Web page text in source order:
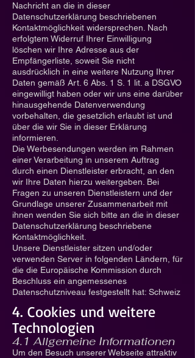
Nachricht an die in dieser
Datenschutzerklärung beschriebenen
Kontaktmöglichkeit widersprechen. Nach
erfolgtem Widerruf Ihrer Einwilligung
löschen wir Ihre Adresse aus der
Empfängerliste, soweit Sie nicht
ausdrücklich in eine weitere Nutzung Ihrer
Daten gemäß Art. 6 Abs. 1 S. 1 lit. a DSGVO
eingewilligt haben oder wir uns eine darüber
hinausgehende Datenverwendung
vorbehalten, die gesetzlich erlaubt ist und
über die wir Sie in dieser Erklärung
informieren.
Die Werbesendungen werden im Rahmen
einer Verarbeitung in unserem Auftrag
durch einen Dienstleister erbracht, an den
wir Ihre Daten hierzu weitergeben. Bei
Fragen zu unseren Dienstleistern und der
Grundlage unserer Zusammenarbeit mit
ihnen wenden Sie sich bitte an die in dieser
Datenschutzerklärung beschriebene
Kontaktmöglichkeit.
Unsere Dienstleister sitzen und/oder
verwenden Server in folgenden Ländern, für
die die Europäische Kommission durch
Beschluss ein angemessenes
Datenschutzniveau festgestellt hat: Schweiz
4. Cookies und weitere
Technologien
4.1 Allgemeine Informationen
Um den Besuch unserer Webseite attraktiv